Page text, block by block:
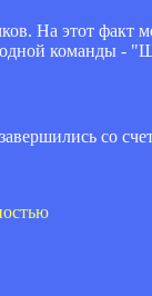
На этот факт
команды -
со